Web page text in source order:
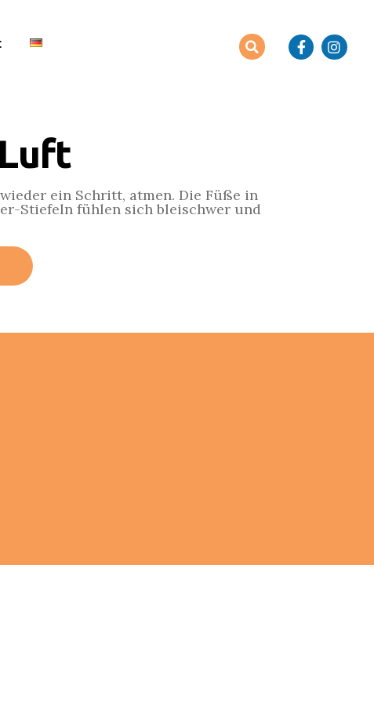
ein Schritt, atmen. Die Füße in
Stiefeln fühlen sich bleischwer und